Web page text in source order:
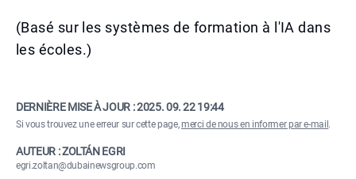
(Basé sur les systèmes de formation à l'IA dans
les écoles.)
DERNIÈRE MISE À JOUR :2025. 09. 22 19:44
Si vous trouvez une erreur sur cette page,merci de nous en informer par e-mail .
AUTEUR : ZOLTÁN EGRI
egri.zoltan@dubainewsgroup.com